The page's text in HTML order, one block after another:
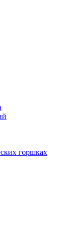
горшках